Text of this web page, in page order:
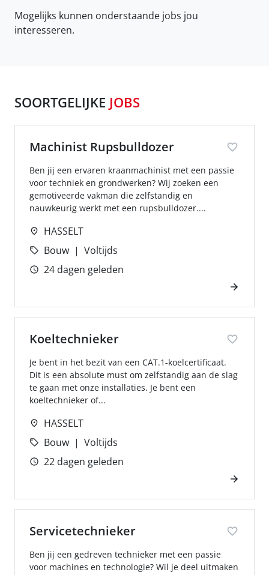
Mogelijks kunnen onderstaande jobs jou
interesseren.
SOORTGELIJKE JOBS
Machinist Rupsbulldozer
Ben jij een ervaren kraanmachinist met een passie
voor techniek en grondwerken? Wij zoeken een
gemotiveerde vakman die zelfstandig en
nauwkeurig werkt met een rupsbulldozer....
HASSELT
Bouw
Voltijds
24 dagen geleden
Koeltechnieker
Je bent in het bezit van een CAT.1-koelcertificaat.
Dit is een absolute must om zelfstandig aan de slag
te gaan met onze installaties. Je bent een
koeltechnieker of...
HASSELT
Bouw
Voltijds
22 dagen geleden
Servicetechnieker
Ben jij een gedreven technieker met een passie
voor machines en technologie? Wil je deel uitmaken